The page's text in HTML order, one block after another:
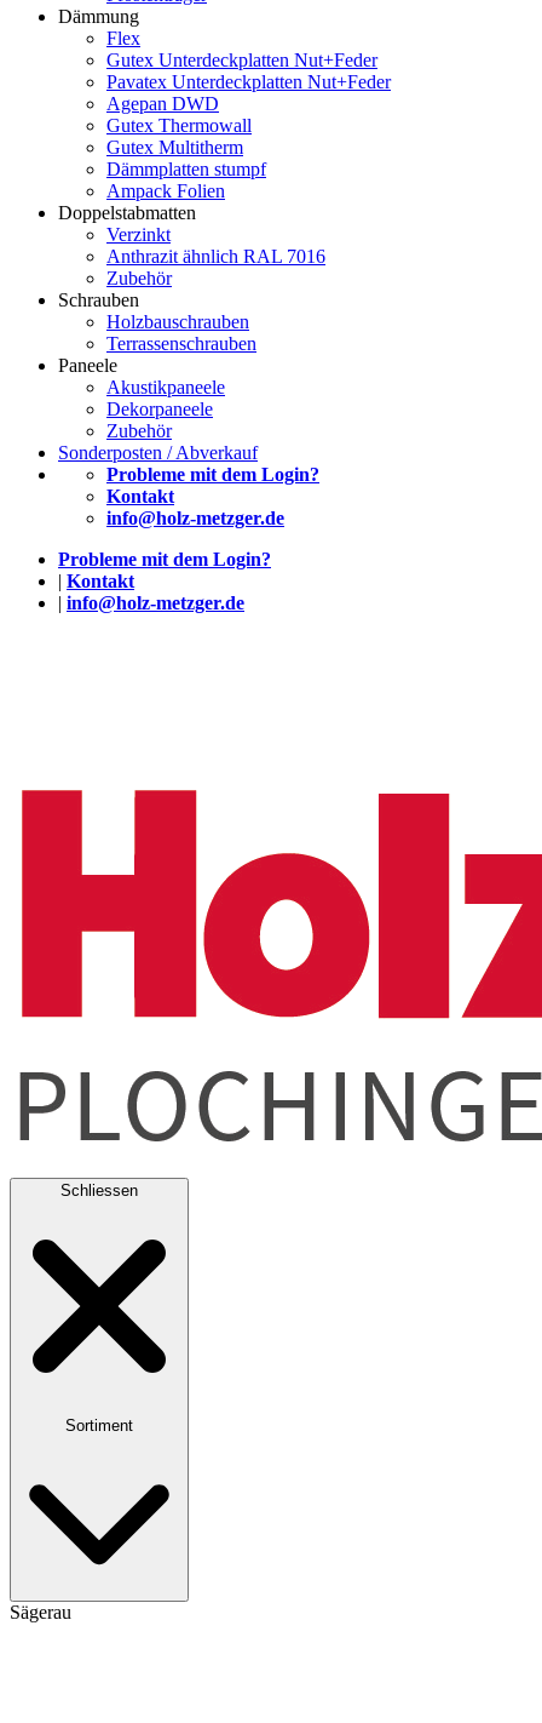
Dämmung
Flex
Gutex Unterdeckplatten Nut+Feder
Pavatex Unterdeckplatten Nut+Feder
Agepan DWD
Gutex Thermowall
Gutex Multitherm
Dämmplatten stumpf
Ampack Folien
Doppelstabmatten
Verzinkt
Anthrazit ähnlich RAL 7016
Zubehör
Schrauben
Holzbauschrauben
Terrassenschrauben
Paneele
Akustikpaneele
Dekorpaneele
Zubehör
Sonderposten / Abverkauf
Probleme mit dem Login?
Kontakt
info@holz-metzger.de
Probleme mit dem Login?
| Kontakt
| info@holz-metzger.de
Schliessen
Sortiment
Sägerau